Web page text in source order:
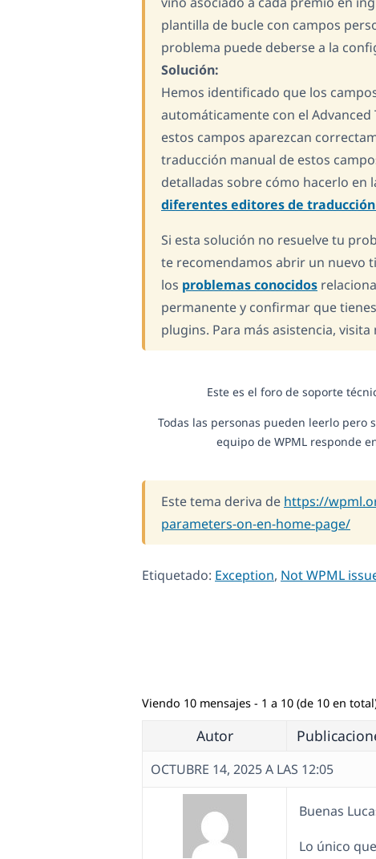
plantilla de bucle con campos
problema puede deberse a la
Solución:
Hemos identificado que los
automáticamente con el Advanced
estos campos aparezcan
traducción manual de estos
detalladas sobre cómo hacerlo en
diferentes editores de
Si esta solución no resuelve tu
te recomendamos abrir un nuevo
los problemas conocidos
permanente y confirmar que
plugins. Para más asistencia,
Este es el foro de soporte
Todas las personas pueden leerlo pero
equipo de WPML responde
Este tema deriva de https://
parameters-on-en-home-page/
Etiquetado: Exception, Not WPML
Viendo 10 mensajes - 1 a 10 (de 10 en
Autor
OCTUBRE 14, 2025 A LAS 12:05
Buenas
Lo único